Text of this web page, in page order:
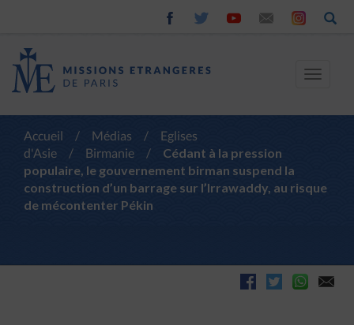
Toggle
Accueil / Médias /
Eglises
d'Asie
/ Birmanie /
Cédant à la pression
populaire, le gouvernement birman suspend la
construction d’un barrage sur l’Irrawaddy, au risque
de mécontenter Pékin